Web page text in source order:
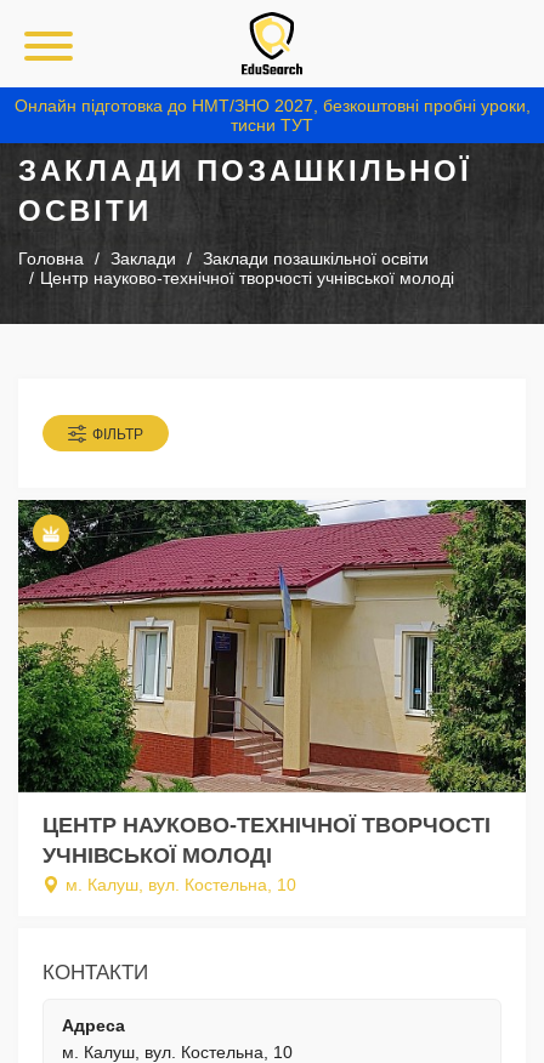
Онлайн підготовка до НМТ/ЗНО 2027, безкоштовні пробні уроки,
тисни ТУТ
ЗАКЛАДИ ПОЗАШКІЛЬНОЇ
ОСВІТИ
Головна Заклади
Заклади позашкільної освіти
Центр науково-технічної творчості учнівської молоді
ФІЛЬТР
ЦЕНТР НАУКОВО-ТЕХНІЧНОЇ ТВОРЧОСТІ
УЧНІВСЬКОЇ МОЛОДІ
м. Калуш, вул. Костельна, 10
КОНТАКТИ
Адреса
м. Калуш, вул. Костельна, 10